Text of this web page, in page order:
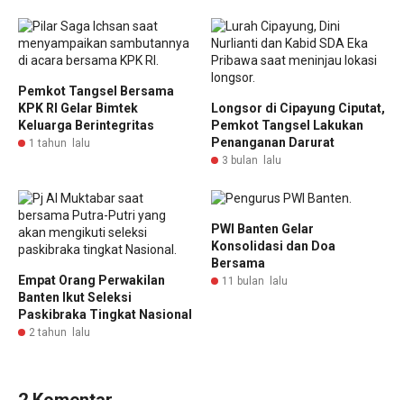
Pemkot Tangsel Bersama
KPK RI Gelar Bimtek
Keluarga Berintegritas
1 tahun lalu
Longsor di Cipayung Ciputat,
Pemkot Tangsel Lakukan
Penanganan Darurat
3 bulan lalu
Empat Orang Perwakilan
Banten Ikut Seleksi
Paskibraka Tingkat Nasional
2 tahun lalu
PWI Banten Gelar
Konsolidasi dan Doa
Bersama
11 bulan lalu